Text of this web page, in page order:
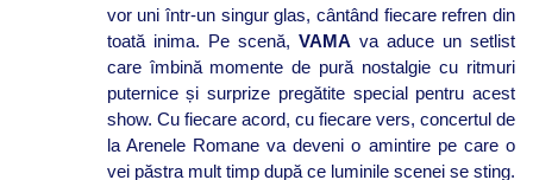
vor uni într-un singur glas, cântând fiecare refren din
toată inima. Pe scenă, VAMA va aduce un setlist
care îmbină momente de pură nostalgie cu ritmuri
puternice și surprize pregătite special pentru acest
show. Cu fiecare acord, cu fiecare vers, concertul de
la Arenele Romane va deveni o amintire pe care o
vei păstra mult timp după ce luminile scenei se sting.